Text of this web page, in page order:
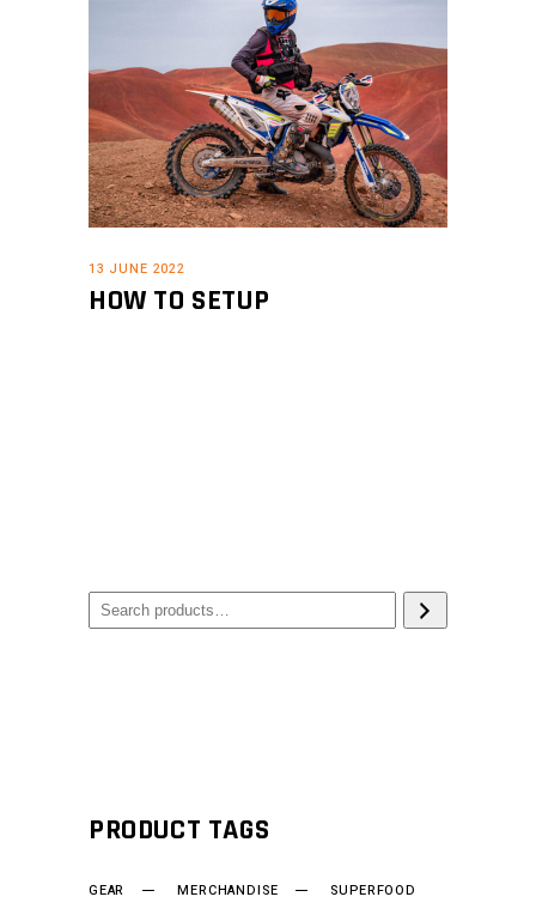
13 JUNE 2022
HOW TO SETUP
PRODUCT TAGS
GEAR MERCHANDISE SUPERFOOD